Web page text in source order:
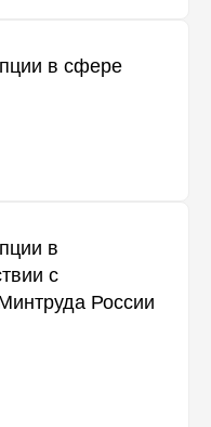
в сфере
в
с
России